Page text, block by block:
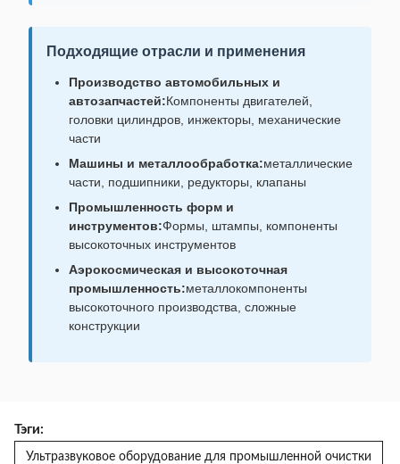
Подходящие отрасли и применения
Производство автомобильных и
автозапчастей:Компоненты двигателей,
головки цилиндров, инжекторы, механические
части
Машины и металлообработка:металлические
части, подшипники, редукторы, клапаны
Промышленность форм и
инструментов:Формы, штампы, компоненты
высокоточных инструментов
Аэрокосмическая и высокоточная
промышленность:металлокомпоненты
высокоточного производства, сложные
конструкции
Тэги:
Ультразвуковое оборудование для промышленной очистки